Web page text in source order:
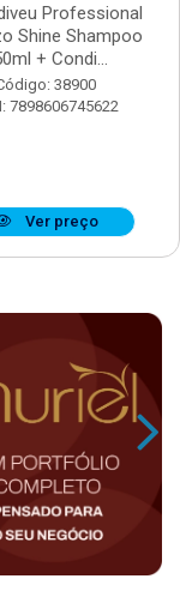
Professional
Shine Shampoo
+ Condi...
38900
7898606745622
Ver preço